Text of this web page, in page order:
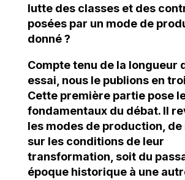
lutte des classes et des
posées par un mode de
donné ?
Compte tenu de la longueur
essai, nous le publions en
Cette première partie pose
fondamentaux du débat. Il
les modes de production, de
sur les conditions de leur
transformation, soit du
époque historique à une